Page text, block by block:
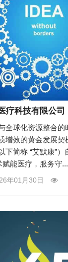
疗科技有限公司
全球化资源整合的
增效的黄金发展契
下简称 “艾默康”）
赋能医疗，服务守...
年01月30日